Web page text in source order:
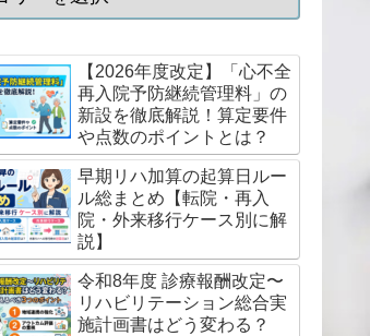
【2026年度改定】「心不全
再入院予防継続管理料」の
新設を徹底解説！算定要件
や点数のポイントとは？
早期リハ加算の起算日ルー
ル総まとめ【転院・再入
院・外来移行ケース別に解
説】
令和8年度 診療報酬改定〜
リハビリテーション総合実
施計画書はどう変わる？